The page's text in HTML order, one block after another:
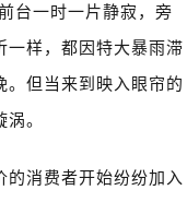
台一时一片静寂，旁
一样，都因特大暴雨滞
但当来到映入眼帘的
。
消费者开始纷纷加入